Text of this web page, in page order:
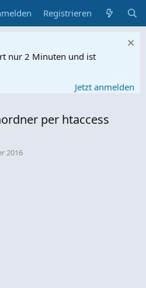
Registrieren
nur 2 Minuten und ist
Jetzt anmelden
per htaccess
2016